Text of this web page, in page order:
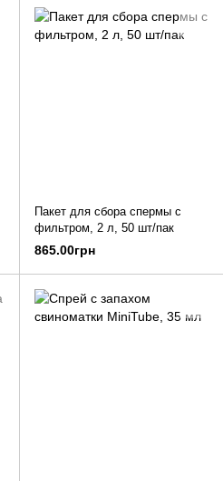
Пакет для сбора спермы с
фильтром, 2 л, 50 шт/пак
865.00грн